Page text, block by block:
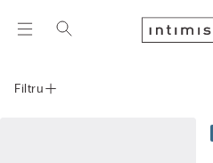
Filtru